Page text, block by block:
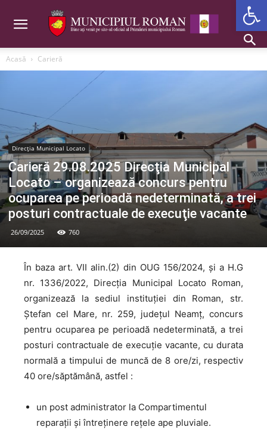
Acasă Carieră
Direcția Municipal Locato
Carieră 29.08.2025 Direcţia Municipal
Locato – organizează concurs pentru
ocuparea pe perioadă nedeterminată, a trei
posturi contractuale de execuţie vacante
26/09/2025 760
În baza art. VII alin.(2) din OUG 156/2024, și a H.G
nr. 1336/2022, Direcţia Municipal Locato Roman,
organizează la sediul instituției din Roman, str.
Ștefan cel Mare, nr. 259, județul Neamț, concurs
pentru ocuparea pe perioadă nedeterminată, a trei
posturi contractuale de execuţie vacante, cu durata
normală a timpului de muncă de 8 ore/zi, respectiv
40 ore/săptămână, astfel :
un post administrator la Compartimentul
reparaţii şi întreţinere reţele ape pluviale.